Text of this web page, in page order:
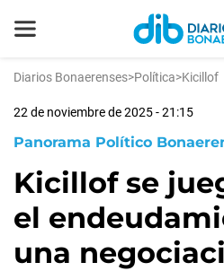
Diarios Bonaerenses>Política>Kicillof
22 de noviembre de 2025 - 21:15
Panorama Político
Kicillof se
el
una